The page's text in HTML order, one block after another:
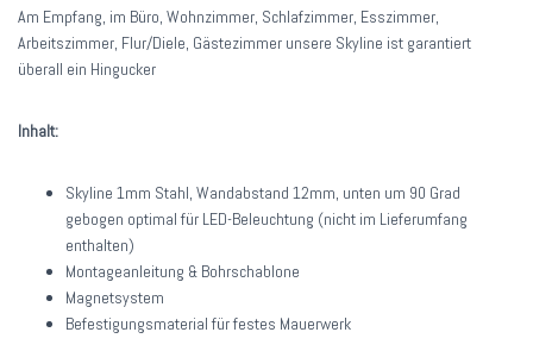
Am Empfang, im Büro, Wohnzimmer, Schlafzimmer, Esszimmer,
Arbeitszimmer, Flur/Diele, Gästezimmer unsere Skyline ist garantiert
überall ein Hingucker
Inhalt:
Skyline 1mm Stahl, Wandabstand 12mm, unten um 90 Grad
gebogen optimal für LED-Beleuchtung (nicht im Lieferumfang
enthalten)
Montageanleitung & Bohrschablone
Magnetsystem
Befestigungsmaterial für festes Mauerwerk